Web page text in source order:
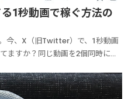
1秒動画で稼ぐ方法の
今、X（旧Twitter）で、1秒動画
ますか？同じ動画を2個同時に投
ういう感じになってます。どう
で...